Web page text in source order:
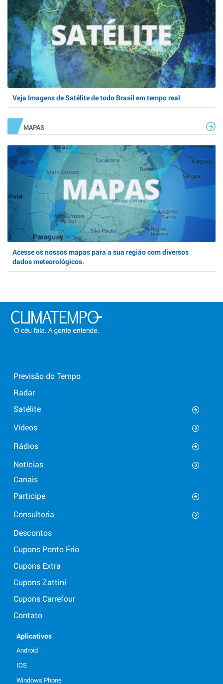
Veja Imagens de Satélite de todo Brasil em tempo real
MAPAS
Acesse os nossos mapas para a sua região com diversos
dados meteorológicos.
Previsão do Tempo
Radar
Satélite
Vídeos
Rádios
Notícias
Canais
Participe
Consultoria
Descontos
Cupons Ponto Frio
Cupons Extra
Cupons Zattini
Cupons Carrefour
Contato
Aplicativos
Android
IOS
Windows Phone